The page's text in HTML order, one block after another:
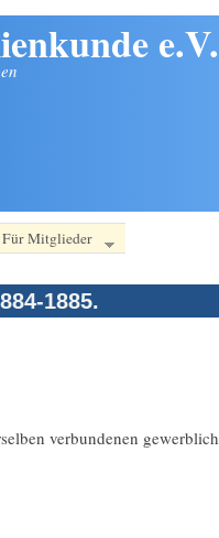
e.V.
Für Mitglieder
1885.
verbundenen